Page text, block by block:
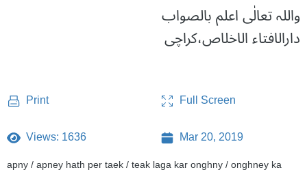
واللہ تعالٰی اعلم بالصواب
دارالافتاء الاخلاص،کراچی
Print Full Screen
Views: 1636 Mar 20, 2019
apny / apney hath per taek / teak laga kar onghny / onghney ka